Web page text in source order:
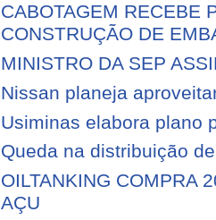
CABOTAGEM RECEBE
CONSTRUÇÃO DE
MINISTRO DA SEP
Nissan planeja
Usiminas elabora plano
Queda na distribuição
OILTANKING COMPRA
AÇU